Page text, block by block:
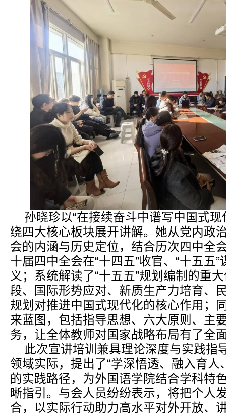
孙晓珍以“在接续奋斗中谱写中国式
绕四大核心板块展开讲解。她从党内政
会的内涵与历史定位，结合历次四中全
十届四中全会在“十四五”收官、“十五五
义；系统解读了“十五五”规划编制的重
段、国际形势应对、新质生产力培育、
规划对推进中国式现代化的核心作用；
来蓝图，包括指导思想、六大原则、主
务，让全体教师对国家战略布局有了全
此次宣讲培训兼具理论深度与实践指
领域实际，提出了“学深悟透、融入育人
的实践路径，为外国语学院结合学科特
晰指引。与会人员纷纷表示，将把个人
合，以实际行动助力高水平对外开放、